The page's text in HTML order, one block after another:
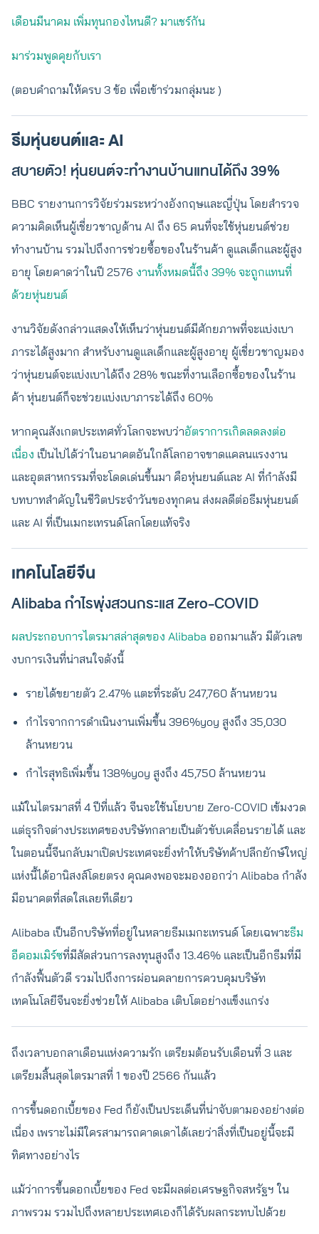
เดือนมีนาคม เพิ่มทุนกองไหนดี? มาแชร์กัน
มาร่วมพูดคุยกับเรา
(ตอบคำถามให้ครบ 3 ข้อ เพื่อเข้าร่วมกลุ่มนะ )
ธีมหุ่นยนต์และ AI
สบายตัว! หุ่นยนต์จะทำงานบ้านแทนได้ถึง 39%
BBC รายงานการวิจัยร่วมระหว่างอังกฤษและญี่ปุ่น โดยสำรวจ
ความคิดเห็นผู้เชี่ยวชาญด้าน AI ถึง 65 คนที่จะใช้หุ่นยนต์ช่วย
ทำงานบ้าน รวมไปถึงการช่วยซื้อของในร้านค้า ดูแลเด็กและผู้สูง
อายุ โดยคาดว่าในปี 2576 งานทั้งหมดนี้ถึง 39% จะถูกแทนที่
ด้วยหุ่นยนต์
งานวิจัยดังกล่าวแสดงให้เห็นว่าหุ่นยนต์มีศักยภาพที่จะแบ่งเบา
ภาระได้สูงมาก สำหรับงานดูแลเด็กและผู้สูงอายุ ผู้เชี่ยวชาญมอง
ว่าหุ่นยนต์จะแบ่งเบาได้ถึง 28% ขณะที่งานเลือกซื้อของในร้าน
ค้า หุ่นยนต์ก็จะช่วยแบ่งเบาภาระได้ถึง 60%
หากคุณสังเกตประเทศทั่วโลกจะพบว่าอัตราการเกิดลดลงต่อ
เนื่อง เป็นไปได้ว่าในอนาคตอันใกล้โลกอาจขาดแคลนแรงงาน
และอุตสาหกรรมที่จะโดดเด่นขึ้นมา คือหุ่นยนต์และ AI ที่กำลังมี
บทบาทสำคัญในชีวิตประจำวันของทุกคน ส่งผลดีต่อธีมหุ่นยนต์
และ AI ที่เป็นเมกะเทรนด์โลกโดยแท้จริง
เทคโนโลยีจีน
Alibaba กำไรพุ่งสวนกระแส Zero-COVID
ผลประกอบการไตรมาสล่าสุดของ Alibaba ออกมาแล้ว มีตัวเลข
งบการเงินที่น่าสนใจดังนี้
รายได้ขยายตัว 2.47% แตะที่ระดับ 247,760 ล้านหยวน
กำไรจากการดำเนินงานเพิ่มขึ้น 396%yoy สูงถึง 35,030
ล้านหยวน
กำไรสุทธิเพิ่มขึ้น 138%yoy สูงถึง 45,750 ล้านหยวน
แม้ในไตรมาสที่ 4 ปีที่แล้ว จีนจะใช้นโยบาย Zero-COVID เข้มงวด
แต่ธุรกิจต่างประเทศของบริษัทกลายเป็นตัวขับเคลื่อนรายได้ และ
ในตอนนี้จีนกลับมาเปิดประเทศจะยิ่งทำให้บริษัทค้าปลีกยักษ์ใหญ่
แห่งนี้ได้อานิสงส์โดยตรง คุณคงพอจะมองออกว่า Alibaba กำลัง
มีอนาคตที่สดใสเลยทีเดียว
Alibaba เป็นอีกบริษัทที่อยู่ในหลายธีมเมกะเทรนด์ โดยเฉพาะธีม
อีคอมเมิร์ซที่มีสัดส่วนการลงทุนสูงถึง 13.46% และเป็นอีกธีมที่มี
กำลังฟื้นตัวดี รวมไปถึงการผ่อนคลายการควบคุมบริษัท
เทคโนโลยีจีนจะยิ่งช่วยให้ Alibaba เติบโตอย่างแข็งแกร่ง
ถึงเวลาบอกลาเดือนแห่งความรัก เตรียมต้อนรับเดือนที่ 3 และ
เตรียมสิ้นสุดไตรมาสที่ 1 ของปี 2566 กันแล้ว
การขึ้นดอกเบี้ยของ Fed ก็ยังเป็นประเด็นที่น่าจับตามองอย่างต่อ
เนื่อง เพราะไม่มีใครสามารถคาดเดาได้เลยว่าสิ่งที่เป็นอยู่นี้จะมี
ทิศทางอย่างไร
แม้ว่าการขึ้นดอกเบี้ยของ Fed จะมีผลต่อเศรษฐกิจสหรัฐฯ ใน
ภาพรวม รวมไปถึงหลายประเทศเองก็ได้รับผลกระทบไปด้วย